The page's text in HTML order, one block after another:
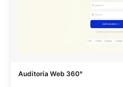
Auditoría Web 360°